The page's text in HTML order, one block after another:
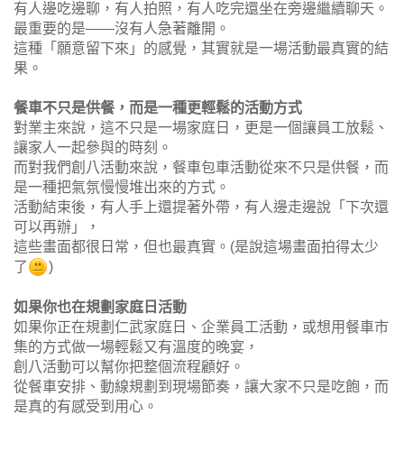
有人邊吃邊聊，有人拍照，有人吃完還坐在旁邊繼續聊天。
最重要的是——沒有人急著離開。
這種「願意留下來」的感覺，其實就是一場活動最真實的結
果。
餐車不只是供餐，而是一種更輕鬆的活動方式
對業主來說，這不只是一場家庭日，更是一個讓員工放鬆、
讓家人一起參與的時刻。
而對我們創八活動來說，餐車包車活動從來不只是供餐，而
是一種把氣氛慢慢堆出來的方式。
活動結束後，有人手上還提著外帶，有人邊走邊說「下次還
可以再辦」，
這些畫面都很日常，但也最真實。(是說這場畫面拍得太少
了
)
如果你也在規劃家庭日活動
如果你正在規劃仁武家庭日、企業員工活動，或想用餐車市
集的方式做一場輕鬆又有溫度的晚宴，
創八活動可以幫你把整個流程顧好。
從餐車安排、動線規劃到現場節奏，讓大家不只是吃飽，而
是真的有感受到用心。